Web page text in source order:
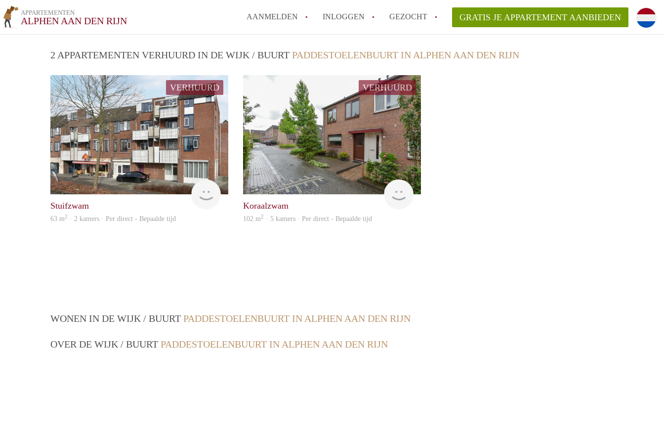
APPARTEMENTEN
ALPHEN AAN DEN RIJN AANMELDEN INLOGGEN GEZOCHT GRATIS JE APPARTEMENT AANBIEDEN
2 APPARTEMENTEN VERHUURD IN DE WIJK / BUURT PADDESTOELENBUURT IN ALPHEN AAN DEN RIJN
VERHUURD
VDH
Stuifzwam
63 m2 · 2 kamers · Per direct - Bepaalde tijd
VERHUURD
VDH
Koraalzwam
102 m2 · 5 kamers · Per direct - Bepaalde tijd
WONEN IN DE WIJK / BUURT PADDESTOELENBUURT IN ALPHEN AAN DEN RIJN
OVER DE WIJK / BUURT PADDESTOELENBUURT IN ALPHEN AAN DEN RIJN